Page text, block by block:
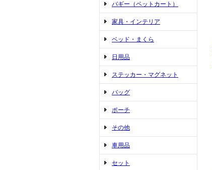
バギー（ペットカート）
家具・インテリア
ベッド・まくら
日用品
ステッカー・マグネット
バッグ
ポーチ
その他
車用品
セット